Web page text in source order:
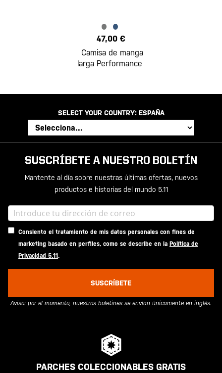
47,00 €
Camisa de manga
larga Performance
SELECT YOUR COUNTRY: ESPAÑA
SUSCRÍBETE A NUESTRO BOLETÍN
Mantente al día sobre nuestras últimas ofertas, nuevos
productos e historias del mundo 5.11
Consiento el tratamiento de mis datos personales con fines de
marketing basado en perfiles, como se describe en la Política de
Privacidad 5.11.
SUSCRÍBETE
Aviso: por el momento, nuestros boletines se envían únicamente en inglés.
PARCHES COLECCIONABLES GRATIS